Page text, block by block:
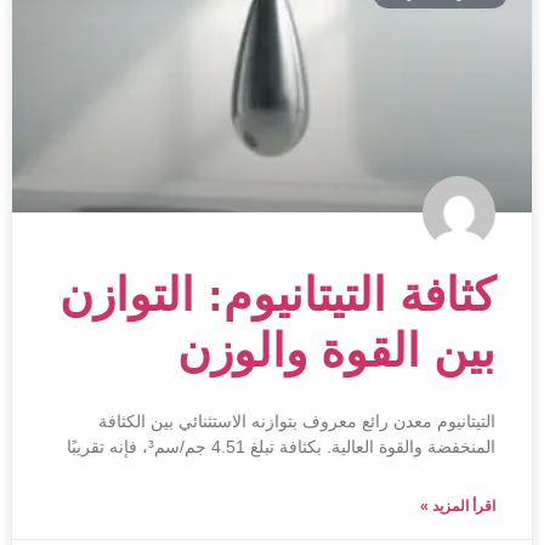
كثافة التيتانيوم: التوازن
بين القوة والوزن
التيتانيوم معدن رائع معروف بتوازنه الاستثنائي بين الكثافة
المنخفضة والقوة العالية. بكثافة تبلغ 4.51 جم/سم³، فإنه تقريبًا
اقرأ المزيد »